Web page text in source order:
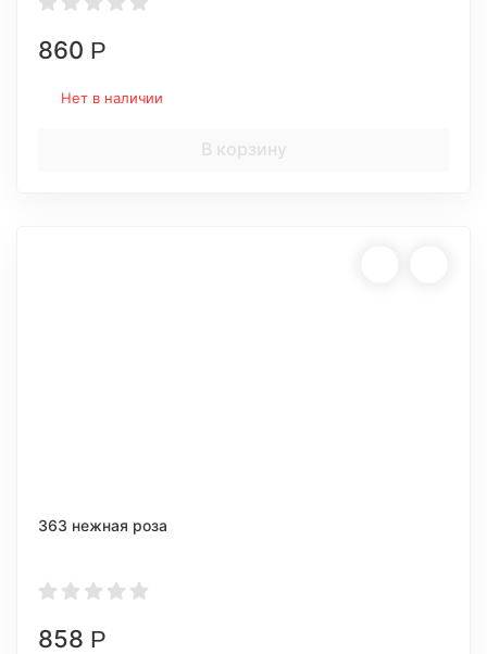
860 Р
Нет в наличии
В корзину
363 нежная роза
858 Р